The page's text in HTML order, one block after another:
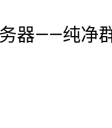
器——纯净